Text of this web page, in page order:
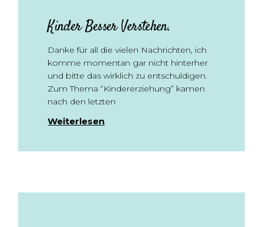
Kinder Besser Verstehen.
Danke für all die vielen Nachrichten, ich
komme momentan gar nicht hinterher
und bitte das wirklich zu entschuldigen.
Zum Thema “Kindererziehung” kamen
nach den letzten
Weiterlesen